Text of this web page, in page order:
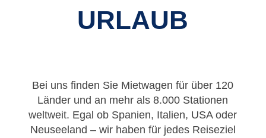
URLAUB
Bei uns finden Sie Mietwagen für über 120
Länder und an mehr als 8.000 Stationen
weltweit. Egal ob Spanien, Italien, USA oder
Neuseeland – wir haben für jedes Reiseziel